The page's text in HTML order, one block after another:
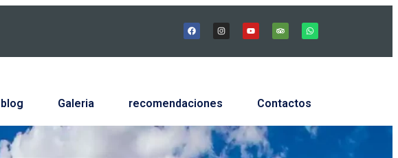
blog Galeria recomendaciones Contactos